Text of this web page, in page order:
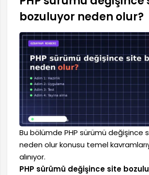
bozuluyor neden olur?
Bu bölümde PHP sürümü değişince
neden olur konusu temel
alınıyor.
PHP sürümü değişince site